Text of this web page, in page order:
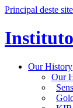
Principal deste site
Our History
Our